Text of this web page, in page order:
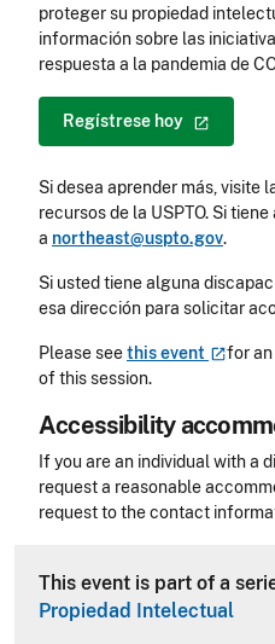
proteger su propiedad
información sobre las
respuesta a la pandemia de
Regístrese hoy
Si desea aprender más, visite
recursos de la USPTO. Si
a northeast@uspto.gov.
Si usted tiene alguna
esa dirección para solicitar
Please seethisevent
for
of this session.
Accessibility
Accessibility
If you are an individual with a
request a reasonable
request to the contact
This event is part of a
Propiedad Intelectual